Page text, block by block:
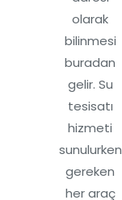
olarak
bilinmesi
buradan
gelir. Su
tesisatı
hizmeti
sunulurken
gereken
her araç